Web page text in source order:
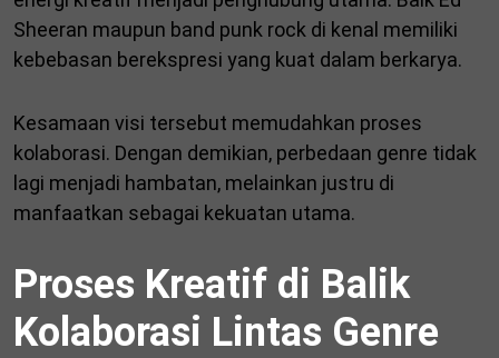
Sheeran maupun band punk rock di kenal memiliki
kebebasan berekspresi yang kuat dalam berkarya.
Kesamaan visi tersebut memudahkan proses
kolaborasi. Dengan demikian, perbedaan genre tidak
lagi menjadi hambatan, melainkan justru di
manfaatkan sebagai kekuatan utama.
Proses Kreatif di Balik
Kolaborasi Lintas Genre